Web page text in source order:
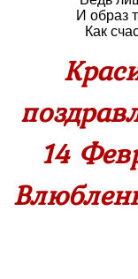
И образ
Как
14